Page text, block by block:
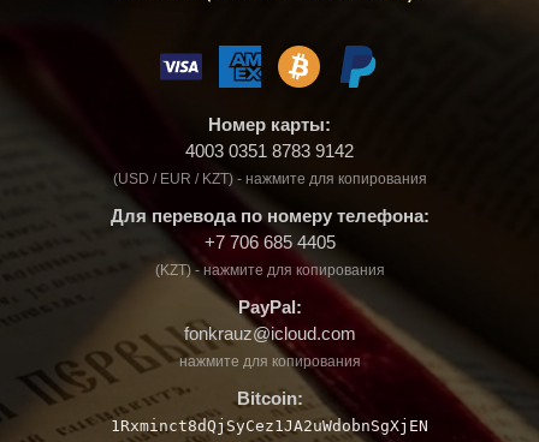
Номер карты:
4003 0351 8783 9142
(USD / EUR / KZT) - нажмите для копирования
Для перевода по номеру телефона:
+7 706 685 4405
(KZT) - нажмите для копирования
PayPal:
fonkrauz@icloud.com
нажмите для копирования
Bitcoin:
1Rxminct8dQjSyCez1JA2uWdobnSgXjEN